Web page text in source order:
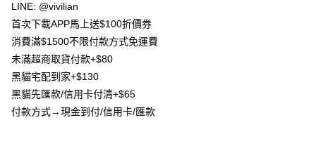
台新國際商業銀行
台灣樂天信用卡公司
Google Pay
大哥付你分期
相關說明
【大哥付你分期使用說明】
2.付款方式選擇「大哥付你分期」，訂單成立後會自動跳轉到大哥付的交易
流程，驗證手機門號後，選擇欲分期的期數、繳款截止日，確認付款後即完
AFTEE先享後付
相關說明
【關於「AFTEE先享後付」】
LINE: @vivilian
首次下載APP馬上送$100折價券
消費滿$1500不限付款方式免運費
未滿超商取貨付款+$80
黑貓宅配到家+$130
黑貓先匯款/信用卡付清+$65
付款方式→現金到付/信用卡/匯款